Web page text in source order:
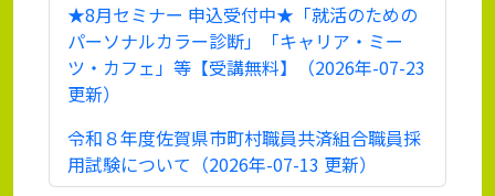
★8月セミナー 申込受付中★「就活のための
パーソナルカラー診断」「キャリア・ミー
ツ・カフェ」等【受講無料】（2026年-07-23
更新）
令和８年度佐賀県市町村職員共済組合職員採
用試験について（2026年-07-13 更新）